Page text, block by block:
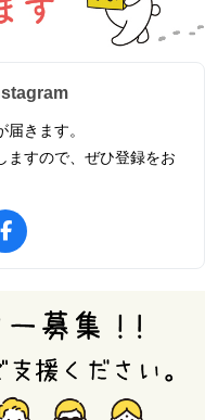
きます。
ますので、ぜひ登録をお